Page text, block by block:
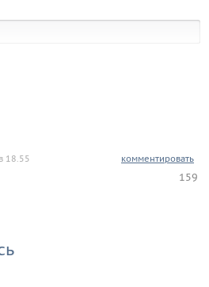
18.55 комментировать
159